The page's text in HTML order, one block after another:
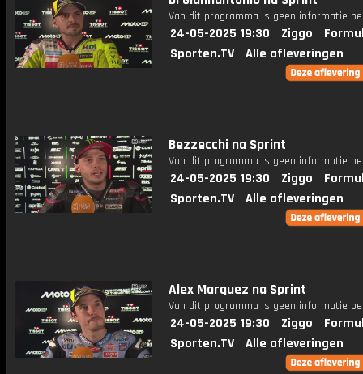
Van dit programma is geen informatie
24-05-2025 19:30 Ziggo
Sporten.TV
Alle afleveringen
Bezzecchi na Sprint
Van dit programma is geen informatie
24-05-2025 19:30 Ziggo
Sporten.TV
Alle afleveringen
Alex Marquez na Sprint
Van dit programma is geen informatie
24-05-2025 19:30 Ziggo
Sporten.TV
Alle afleveringen